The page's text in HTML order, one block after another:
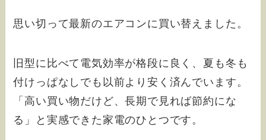
思い切って最新のエアコンに買い替えました。
旧型に比べて電気効率が格段に良く、夏も冬も
付けっぱなしでも以前より安く済んでいます。
「高い買い物だけど、長期で見れば節約にな
る」と実感できた家電のひとつです。